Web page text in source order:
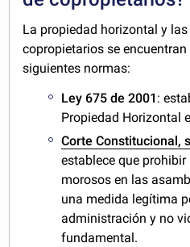
La propiedad horizontal y
copropietarios se
siguientes normas:
Ley 675 de 2001 :
Propiedad Horizontal
Corte Constitucional,
establece que
morosos en las
una medida legítima
administración y no
fundamental.